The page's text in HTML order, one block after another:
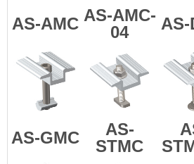
AS-AMC AS-AMC-
04
AS-
AS-GMC
AS-
STMC